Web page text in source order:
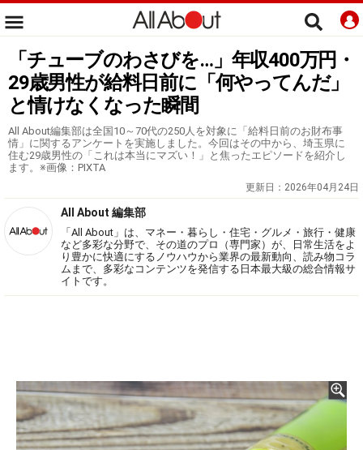
「チューブのわさびを…」年収400万円・
29歳男性が給料日前に「何やってんだ」
と情けなくなった瞬間
All About編集部は全国10～70代の250人を対象に「給料日前のお財布事
情」に関するアンケートを実施しました。今回はその中から、埼玉県に
住む29歳男性の「これは本当にマズい！」と焦ったエピソードを紹介し
ます。※画像：PIXTA
更新日： 2026年04月24日
All About 編集部
「All About」は、マネー・暮らし・住宅・グルメ・旅行・健康
など多彩な分野で、その道のプロ（専門家）が、日常生活をよ
り豊かに快適にするノウハウから業界の最新動向、読み物コラ
ムまで、多彩なコンテンツを発信する日本最大級の総合情報サ
イトです。